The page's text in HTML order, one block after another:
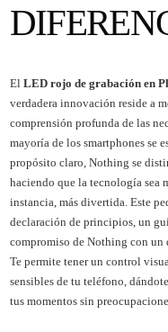
El LED rojo de grabación en
verdadera innovación reside a
comprensión profunda de las
mayoría de los smartphones se
propósito claro, Nothing se
haciendo que la tecnología sea
instancia, más divertida. Este
declaración de principios, un
compromiso de Nothing con un
Te permite tener un control
sensibles de tu teléfono,
tus momentos sin